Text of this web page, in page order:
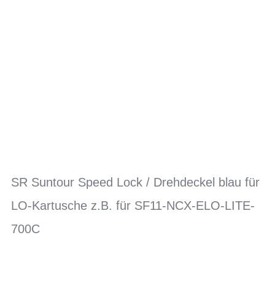
SR Suntour Speed Lock / Drehdeckel blau für
LO-Kartusche z.B. für SF11-NCX-ELO-LITE-
700C